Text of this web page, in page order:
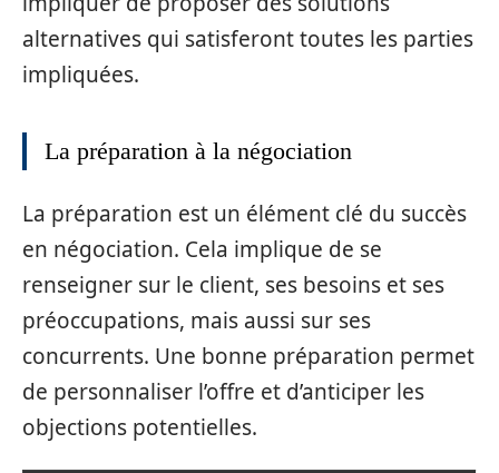
alternatives qui satisferont toutes les parties
impliquées.
La préparation à la négociation
La préparation est un élément clé du succès
en négociation. Cela implique de se
renseigner sur le client, ses besoins et ses
préoccupations, mais aussi sur ses
concurrents. Une bonne préparation permet
de personnaliser l’offre et d’anticiper les
objections potentielles.